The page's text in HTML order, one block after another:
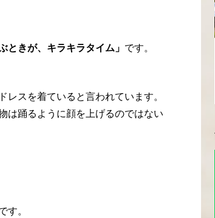
ときが、キラキラタイム」 です。
スを着ていると言われています。
は踊るように顔を上げるのではない
す。